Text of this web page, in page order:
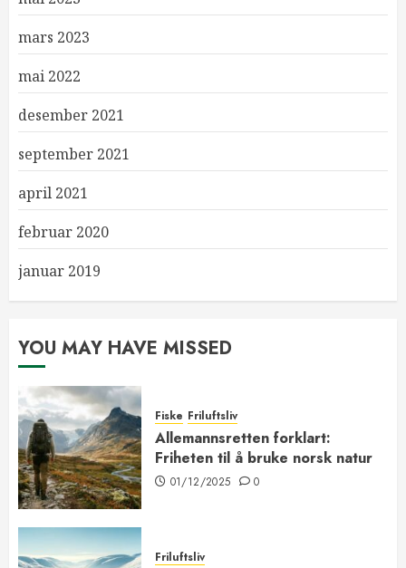
mars 2023
mai 2022
desember 2021
september 2021
april 2021
februar 2020
januar 2019
YOU MAY HAVE MISSED
Fiske Friluftsliv
Allemannsretten forklart:
Friheten til å bruke norsk natur
01/12/2025 0
Friluftsliv